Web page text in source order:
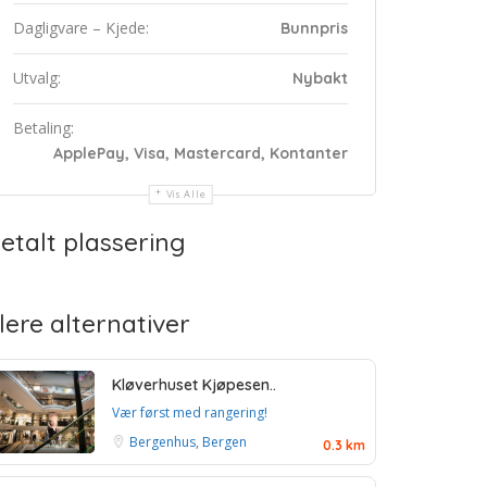
Dagligvare – Kjede: Bunnpris
Utvalg: Nybakt
Betaling:
ApplePay, Visa, Mastercard, Kontanter
Vis Alle
plassering
alternativer
Kløverhuset Kjøpesen..
Vær først med rangering!
Bergenhus, Bergen
0.3 km